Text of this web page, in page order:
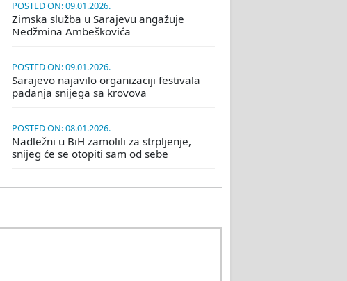
POSTED ON: 09.01.2026.
Zimska služba u Sarajevu angažuje
Nedžmina Ambeškovića
POSTED ON: 09.01.2026.
Sarajevo najavilo organizaciji festivala
padanja snijega sa krovova
POSTED ON: 08.01.2026.
Nadležni u BiH zamolili za strpljenje,
snijeg će se otopiti sam od sebe